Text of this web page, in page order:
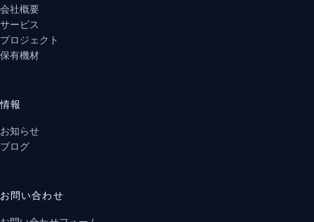
会社概要
サービス
プロジェクト
保有機材
情報
お知らせ
ブログ
お問い合わせ